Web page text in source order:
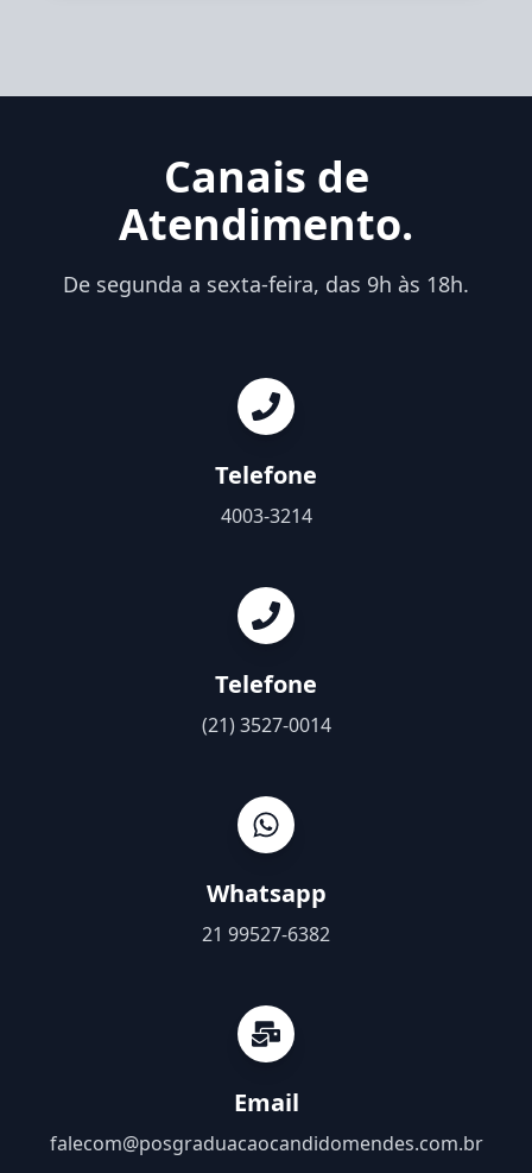
Canais de
Atendimento.
De segunda a sexta-feira, das 9h às 18h.
Telefone
4003-3214
Telefone
(21) 3527-0014
Whatsapp
21 99527-6382
Email
falecom@posgraduacaocandidomendes.com.br